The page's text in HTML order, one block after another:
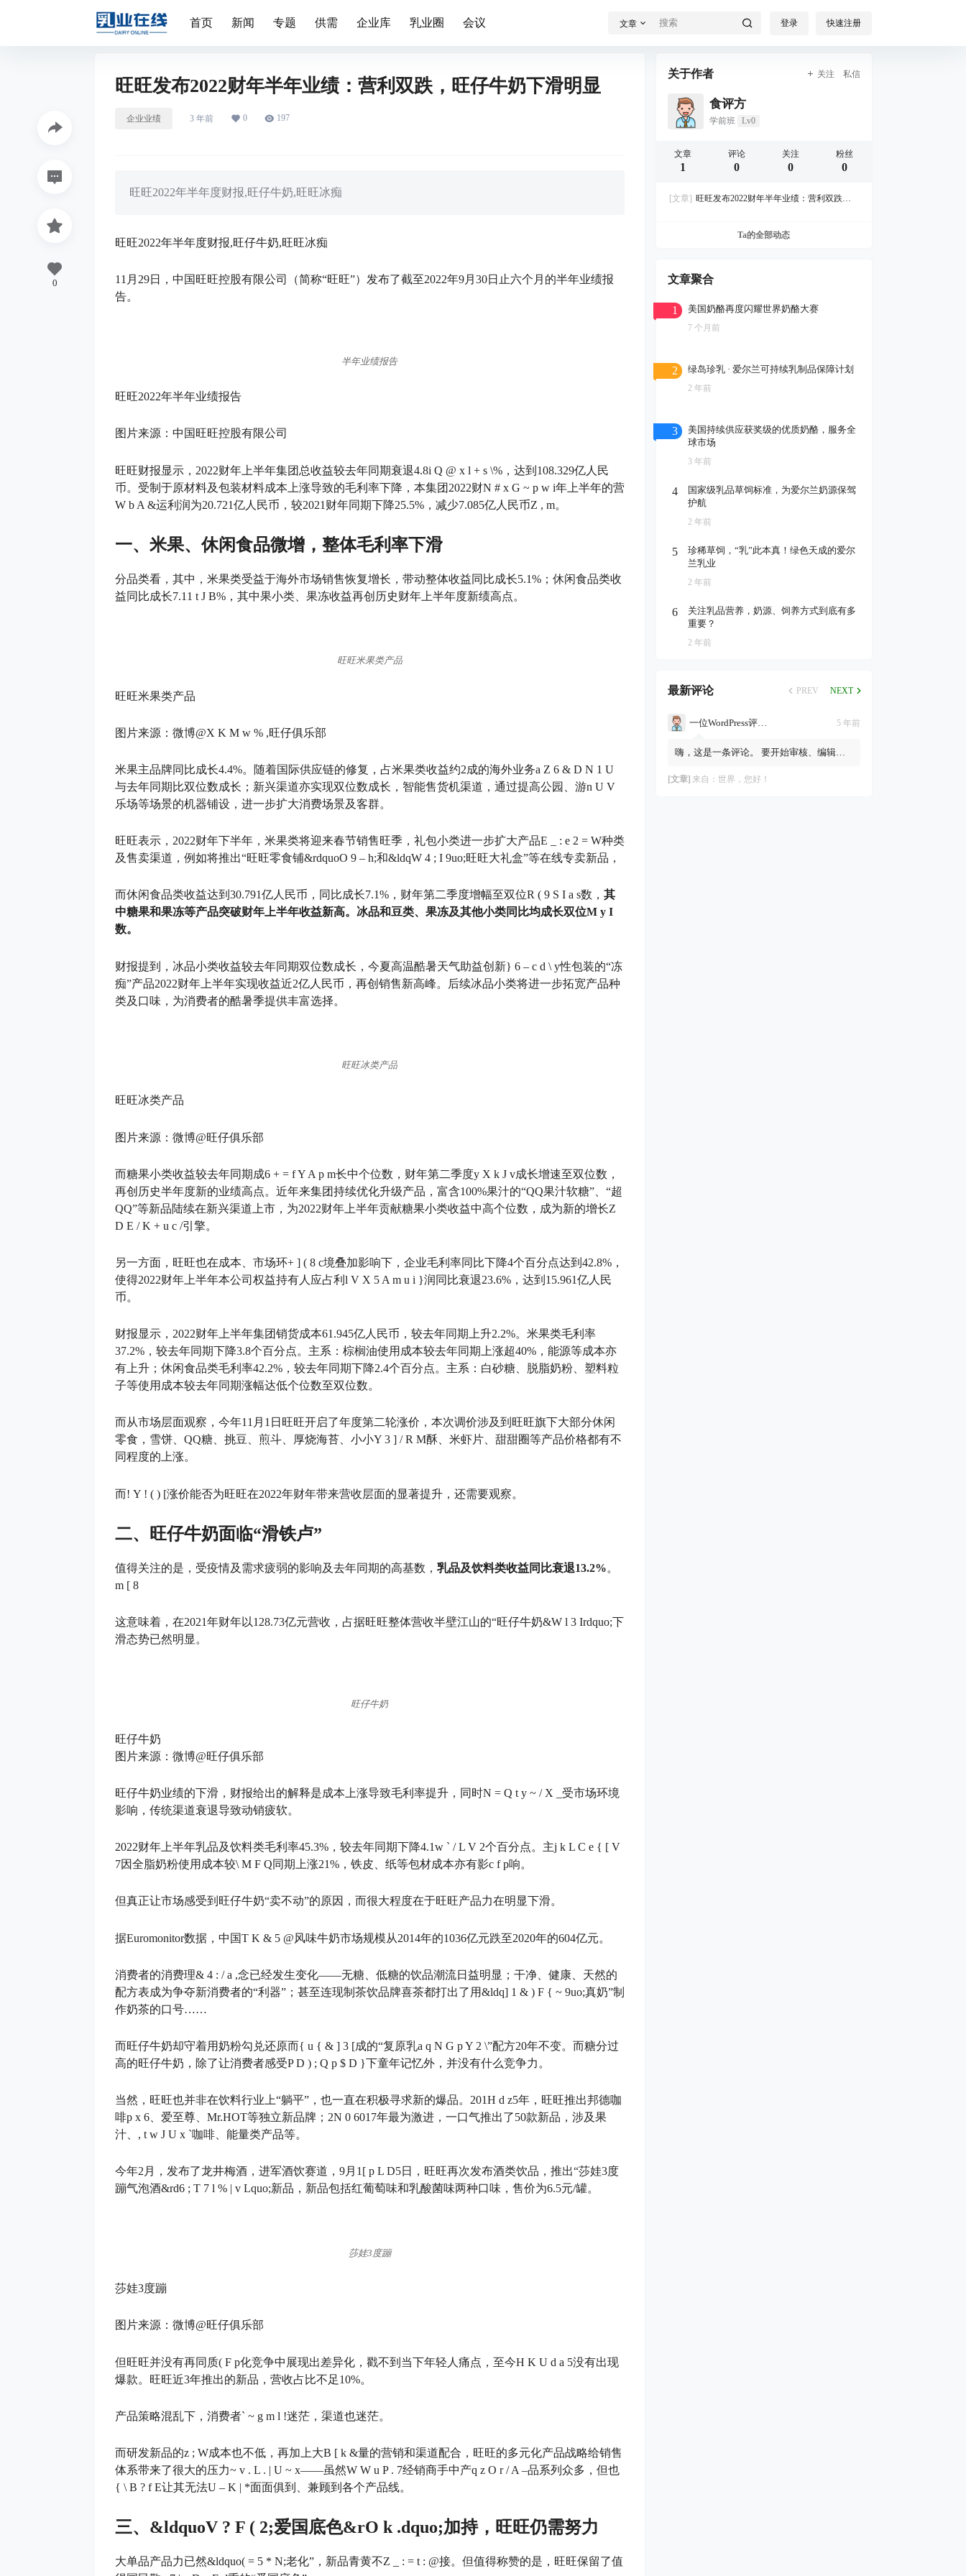
首页 新闻 专题 供需 企业库 乳业圈 会议 文章 登录 快速注册
旺旺发布2022财年半年业绩：营利双跌，旺仔牛奶下滑明显
企业业绩 3 年前 0 197
旺旺2022年半年度财报,旺仔牛奶,旺旺冰痴
旺旺2022年半年度财报,旺仔牛奶,旺旺冰痴
11月29日，中国旺旺控股有限公司（简称“旺旺”）发布了截至2022年9月30日止六个月的半年业绩报
告。
半年业绩报告
旺旺2022年半年业绩报告
图片来源：中国旺旺控股有限公司
旺旺财报显示，2022财年上半年集团总收益较去年同期衰退4.8i Q @ x l + s \%，达到108.329亿人民
币。受制于原材料及包装材料成本上涨导致的毛利率下降，本集团2022财N # x G ~ p w i年上半年的营
W b A &运利润为20.721亿人民币，较2021财年同期下降25.5%，减少7.085亿人民币Z , m。
一、米果、休闲食品微增，整体毛利率下滑
分品类看，其中，米果类受益于海外市场销售恢复增长，带动整体收益同比成长5.1%；休闲食品类收
益同比成长7.1 1 t J B%，其中果小类、果冻收益再创历史财年上半年度新绩高点。
旺旺米果类产品
旺旺米果类产品
图片来源：微博@X K M w % ,旺仔俱乐部
米果主品牌同比成长4.4%。随着国际供应链的修复，占米果类收益约2成的海外业务a Z 6 & D N 1 U
与去年同期比双位数成长；新兴渠道亦实现双位数成长，智能售货机渠道，通过提高公园、游n U V
乐场等场景的机器铺设，进一步扩大消费场景及客群。
旺旺表示，2022财年下半年，米果类将迎来春节销售旺季，礼包小类进一步扩大产品E _ : e 2 = W种类
及售卖渠道，例如将推出“旺旺零食铺&rdquoO 9 – h;和&ldqW 4 ; I 9uo;旺旺大礼盒”等在线专卖新品，
而休闲食品类收益达到30.791亿人民币，同比成长7.1%，财年第二季度增幅至双位R ( 9 S I a s数， 其
中糖果和果冻等产品突破财年上半年收益新高。冰品和豆类、果冻及其他小类同比均成长双位M y I
数。
财报提到，冰品小类收益较去年同期双位数成长，今夏高温酷暑天气助益创新} 6 – c d \ y性包装的“冻
痴”产品2022财年上半年实现收益近2亿人民币，再创销售新高峰。后续冰品小类将进一步拓宽产品种
类及口味，为消费者的酷暑季提供丰富选择。
旺旺冰类产品
旺旺冰类产品
图片来源：微博@旺仔俱乐部
而糖果小类收益较去年同期成6 + = f Y A p m长中个位数，财年第二季度y X k J v成长增速至双位数，
再创历史半年度新的业绩高点。近年来集团持续优化升级产品，富含100%果汁的“QQ果汁软糖”、“超
QQ”等新品陆续在新兴渠道上市，为2022财年上半年贡献糖果小类收益中高个位数，成为新的增长Z
D E / K + u c /引擎。
另一方面，旺旺也在成本、市场环+ ] ( 8 c境叠加影响下，企业毛利率同比下降4个百分点达到42.8%，
使得2022财年上半年本公司权益持有人应占利 l V X 5 A m u i }润同比衰退23.6%，达到15.961亿人民
币。
财报显示，2022财年上半年集团销货成本61.945亿人民币，较去年同期上升2.2%。米果类毛利率
37.2%，较去年同期下降3.8个百分点。主系：棕榈油使用成本较去年同期上涨超40%，能源等成本亦
有上升；休闲食品类毛利率42.2%，较去年同期下降2.4个百分点。主系：白砂糖、脱脂奶粉、塑料粒
子等使用成本较去年同期涨幅达低个位数至双位数。
而从市场层面观察，今年11月1日旺旺开启了年度第二轮涨价，本次调价涉及到旺旺旗下大部分休闲
零食，雪饼、QQ糖、挑豆、煎斗、厚烧海苔、小小Y 3 ] / R M酥、米虾片、甜甜圈等产品价格都有不
同程度的上涨。
而! Y ! ( ) [涨价能否为旺旺在2022年财年带来营收层面的显著提升，还需要观察。
二、旺仔牛奶面临“滑铁卢”
值得关注的是，受疫情及需求疲弱的影响及去年同期的高基数， 乳品及饮料类收益同比衰退13.2%。
m [ 8
这意味着，在2021年财年以128.73亿元营收，占据旺旺整体营收半壁江山的“旺仔牛奶&W l 3 Irdquo;下
滑态势已然明显。
旺仔牛奶
旺仔牛奶
图片来源：微博@旺仔俱乐部
旺仔牛奶业绩的下滑，财报给出的解释是成本上涨导致毛利率提升，同时N = Q t y ~ / X _ 受市场环境
影响，传统渠道衰退导致动销疲软。
2022财年上半年乳品及饮料类毛利率45.3%，较去年同期下降4.1w ` / L V 2个百分点。主j k L C e { [ V
7因全脂奶粉使用成本较\ M F Q同期上涨21%，铁皮、纸等包材成本亦有影c f p响。
但真正让市场感受到旺仔牛奶“卖不动”的原因，而很大程度在于旺旺产品力在明显下滑。
据Euromonitor数据，中国T K & 5 @风味牛奶市场规模从2014年的1036亿元跌至2020年的604亿元。
消费者的消费理& 4 : / a ,念已经发生变化——无糖、低糖的饮品潮流日益明显；干净、健康、天然的
配方表成为争夺新消费者的“利器”；甚至连现制茶饮品牌喜茶都打出了用&ldq] 1 & ) F { ~ 9uo;真奶”制
作奶茶的口号……
而旺仔牛奶却守着用奶粉勾兑还原而{ u { & ] 3 [成的“复原乳a q N G p Y 2 \”配方20年不变。而糖分过
高的旺仔牛奶，除了让消费者感受P D ) ; Q p $ D }下童年记忆外，并没有什么竞争力。
当然，旺旺也并非在饮料行业上“躺平”，也一直在积极寻求新的爆品。201H d z5年，旺旺推出邦德咖
啡p x 6、爱至尊、Mr.HOT等独立新品牌；2N 0 6017年最为激进，一口气推出了50款新品，涉及果
汁、 , t w J U x `咖啡、能量类产品等。
今年2月，发布了龙井梅酒，进军酒饮赛道，9月1 [ p L D5日，旺旺再次发布酒类饮品，推出“莎娃3度
蹦气泡酒&rd6 ; T 7 l % | v Lquo;新品，新品包括红葡萄味和乳酸菌味两种口味，售价为6.5元/罐。
莎娃3度蹦
莎娃3度蹦
图片来源：微博@旺仔俱乐部
但旺旺并没有再同质( F p化竞争中展现出差异化，戳不到当下年轻人痛点，至今H K U d a 5没有出现
爆款。旺旺近3年推出的新品，营收占比不足10%。
产品策略混乱下，消费者` ~ g m l !迷茫，渠道也迷茫。
而研发新品的z ; W成本也不低，再加上大B [ k &量的营销和渠道配合，旺旺的多元化产品战略给销售
体系带来了很大的压力~ v . L . | U ~ x——虽然W W u P . 7经销商手中产q z O r / A –品系列众多，但也
{ \ B ? f E让其无法U – K | *面面俱到、兼顾到各个产品线。
三、&ldquoV ? F ( 2;爱国底色&rO k .dquo;加持，旺旺仍需努力
大单品产品力已然&ldquo( = 5 * N;老化”，新品青黄不Z _ : = t : @接。但值得称赞的是，旺旺保留了值
0
关于作者 关注 私信
食评方
学前班 Lv0
文章
1
评论
0
关注
0
粉丝
0
[文章] 旺旺发布2022财年半年业绩：营利双跌，
Ta的全部动态
文章聚合
1 美国奶酪再度闪耀世界奶酪大赛
7 个月前
2 绿岛珍乳 · 爱尔兰可持续乳制品保障计划
2 年前
3
美国持续供应获奖级的优质奶酪，服务全
球市场
3 年前
4
国家级乳品草饲标准，为爱尔兰奶源保驾
护航
2 年前
5
珍稀草饲，“乳”此本真！绿色天成的爱尔
兰乳业
2 年前
6
关注乳品营养，奶源、饲养方式到底有多
重要？
2 年前
最新评论 PREV NEXT
一位WordPress评论者 5 年前
嗨，这是一条评论。 要开始审核、编辑及
评论者头像来自Gravatar。
[文章] 来自： 世界，您好！